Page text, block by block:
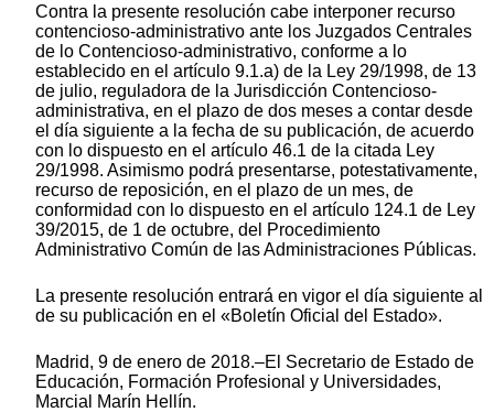
Contra la presente resolución cabe interponer recurso
contencioso-administrativo ante los Juzgados Centrales
de lo Contencioso-administrativo, conforme a lo
establecido en el artículo 9.1.a) de la Ley 29/1998, de 13
de julio, reguladora de la Jurisdicción Contencioso-
administrativa, en el plazo de dos meses a contar desde
el día siguiente a la fecha de su publicación, de acuerdo
con lo dispuesto en el artículo 46.1 de la citada Ley
29/1998. Asimismo podrá presentarse, potestativamente,
recurso de reposición, en el plazo de un mes, de
conformidad con lo dispuesto en el artículo 124.1 de Ley
39/2015, de 1 de octubre, del Procedimiento
Administrativo Común de las Administraciones Públicas.
La presente resolución entrará en vigor el día siguiente al
de su publicación en el «Boletín Oficial del Estado».
Madrid, 9 de enero de 2018.–El Secretario de Estado de
Educación, Formación Profesional y Universidades,
Marcial Marín Hellín.